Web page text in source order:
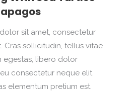
sit amet, consectetur
Cras sollicitudin, tellus vitae
egestas, libero dolor
consectetur neque elit
elementum pretium est.